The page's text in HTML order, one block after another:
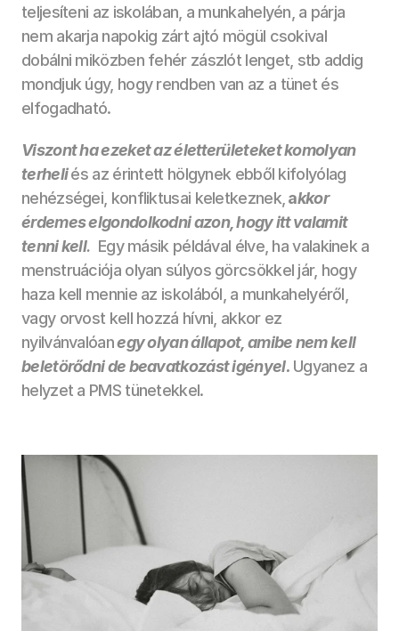
teljesíteni az iskolában, a munkahelyén, a párja
nem akarja napokig zárt ajtó mögül csokival
dobálni miközben fehér zászlót lenget, stb addig
mondjuk úgy, hogy rendben van az a tünet és
elfogadható.
Viszont ha ezeket az életterületeket komolyan
terheli és az érintett hölgynek ebből kifolyólag
nehézségei, konfliktusai keletkeznek, akkor
érdemes elgondolkodni azon, hogy itt valamit
tenni kell. Egy másik példával élve, ha valakinek a
menstruációja olyan súlyos görcsökkel jár, hogy
haza kell mennie az iskolából, a munkahelyéről,
vagy orvost kell hozzá hívni, akkor ez
nyilvánvalóanegy olyan állapot, amibe nem kell
beletörődni de beavatkozást igényel. Ugyanez a
helyzet a PMS tünetekkel.